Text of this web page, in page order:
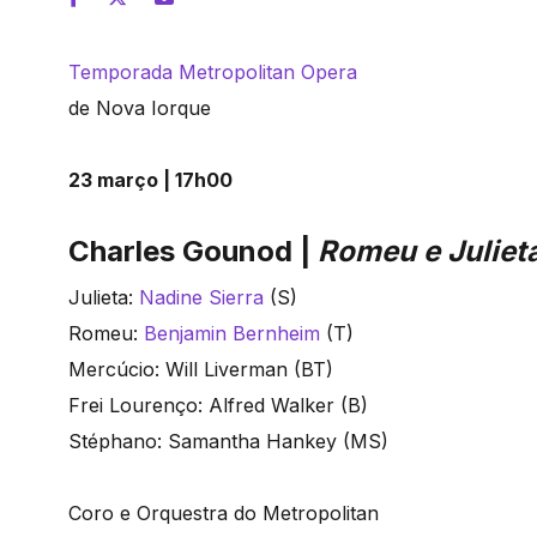
Temporada Metropolitan Opera
de Nova Iorque
23 março | 17h00
Charles Gounod | Romeu e
Julieta: Nadine Sierra (S)
Romeu: Benjamin Bernheim (T)
Mercúcio: Will Liverman (BT)
Frei Lourenço: Alfred Walker (B)
Stéphano: Samantha Hankey (MS)
Coro e Orquestra do Metropolitan